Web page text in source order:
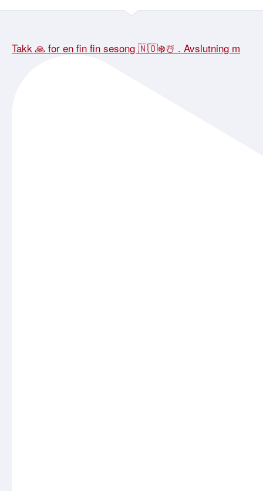
Takk 🙏 for en fin fin sesong 🇳🇴❄️☃️ . Avslutning m